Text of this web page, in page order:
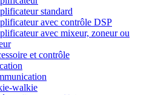
standard
avec contrôle DSP
avec mixeur, zoneur ou
et contrôle
walkie